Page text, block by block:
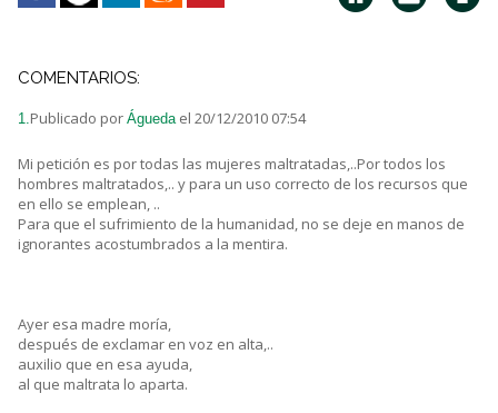
COMENTARIOS:
1.Publicado por Águeda el 20/12/2010 07:54
Mi petición es por todas las mujeres maltratadas,..Por todos los
hombres maltratados,.. y para un uso correcto de los recursos que
en ello se emplean, ..
Para que el sufrimiento de la humanidad, no se deje en manos de
ignorantes acostumbrados a la mentira.
Ayer esa madre moría,
después de exclamar en voz en alta,..
auxilio que en esa ayuda,
al que maltrata lo aparta.